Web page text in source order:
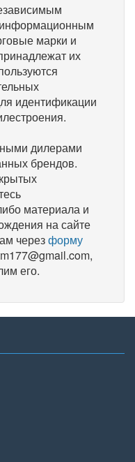
информационным
марки и
их
идентификации
дилерами
брендов.
материала и
на сайте
черезформу
его.